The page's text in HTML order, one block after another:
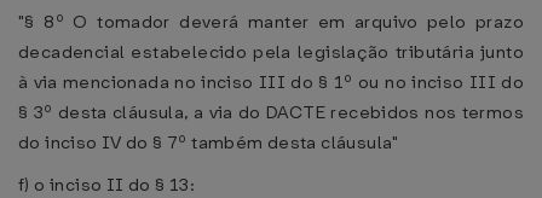
"§ 8º O tomador deverá manter em arquivo pelo prazo
decadencial estabelecido pela legislação tributária junto
à via mencionada no inciso III do § 1º ou no inciso III do
§ 3º desta cláusula, a via do DACTE recebidos nos termos
do inciso IV do § 7º também desta cláusula"
f) o inciso II do § 13: